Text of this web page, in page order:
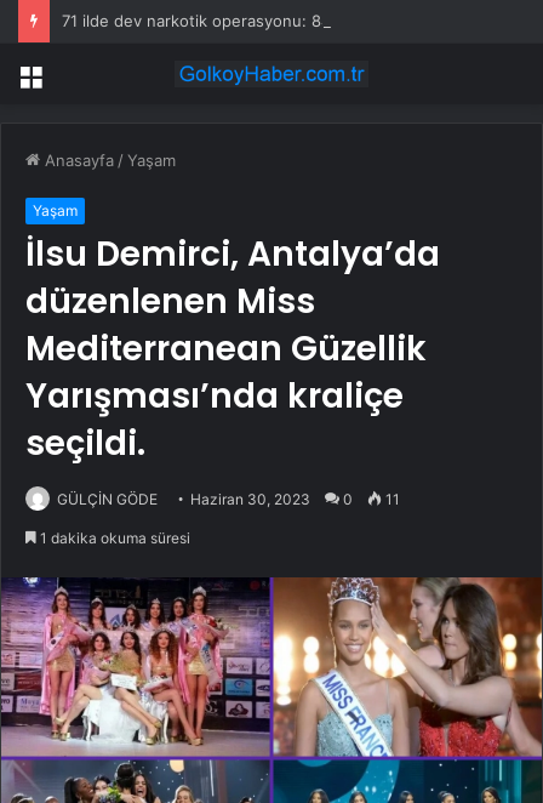
71 ilde dev narkotik operasyonu: 844 tutuklama
Menü
Anasayfa /Yaşam
Yaşam
İlsu Demirci, Antalya’da
düzenlenen Miss
Mediterranean Güzellik
Yarışması’nda kraliçe
seçildi.
GÜLÇİN GÖDE Haziran 30, 2023 0 11
1 dakika okuma süresi